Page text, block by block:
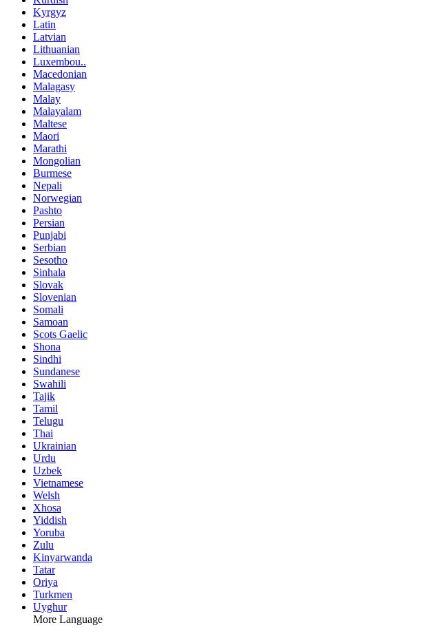
Kyrgyz
Latin
Latvian
Lithuanian
Luxembou..
Macedonian
Malagasy
Malay
Malayalam
Maltese
Maori
Marathi
Mongolian
Burmese
Nepali
Norwegian
Pashto
Persian
Punjabi
Serbian
Sesotho
Sinhala
Slovak
Slovenian
Somali
Samoan
Scots Gaelic
Shona
Sindhi
Sundanese
Swahili
Tajik
Tamil
Telugu
Thai
Ukrainian
Urdu
Uzbek
Vietnamese
Welsh
Xhosa
Yiddish
Yoruba
Zulu
Kinyarwanda
Tatar
Oriya
Turkmen
Uyghur
More Language